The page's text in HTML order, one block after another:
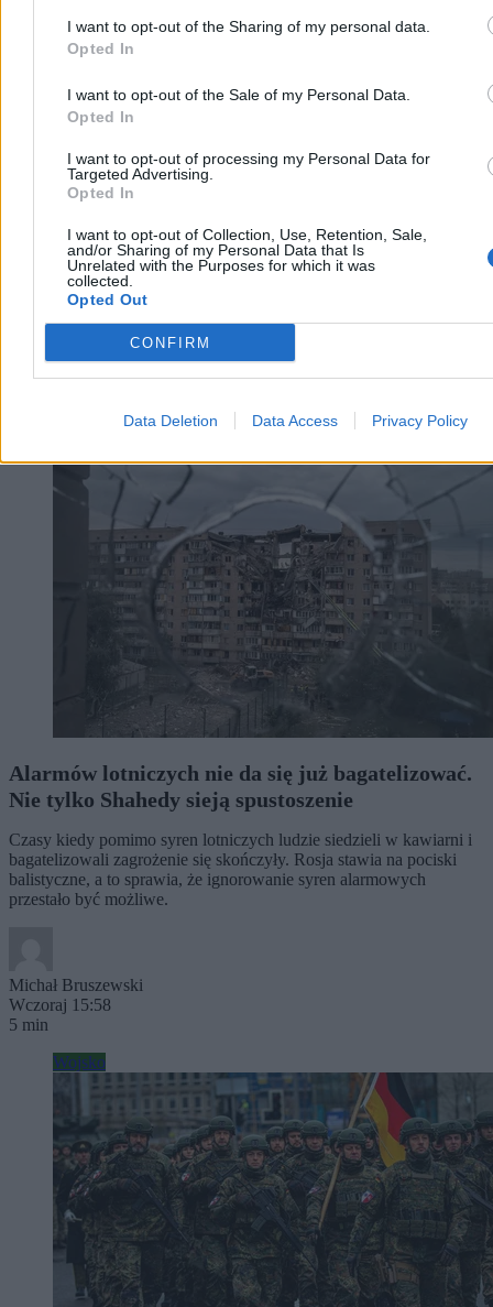
I want to opt-out of the Sharing of my personal data.
Opted In
I want to opt-out of the Sale of my Personal Data.
Opted In
I want to opt-out of processing my Personal Data for
Targeted Advertising.
Opted In
I want to opt-out of Collection, Use, Retention, Sale,
and/or Sharing of my Personal Data that Is
Unrelated with the Purposes for which it was
collected.
Opted Out
CONFIRM
Data Deletion Data Access Privacy Policy
Tomasz Pałasz
Reklama
Alarmów lotniczych nie da się już bagatelizować.
Nie tylko Shahedy sieją spustoszenie
Czasy kiedy pomimo syren lotniczych ludzie siedzieli w kawiarni i
bagatelizowali zagrożenie się skończyły. Rosja stawia na pociski
balistyczne, a to sprawia, że ignorowanie syren alarmowych
przestało być możliwe.
Michał Bruszewski
Wczoraj 15:58
5 min
Wojsko